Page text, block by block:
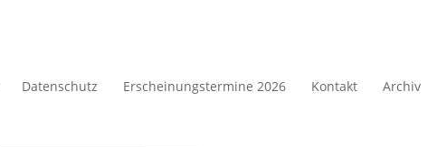
Datenschutz Erscheinungstermine 2026 Kontakt Archiv